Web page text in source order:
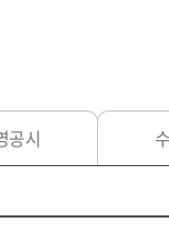
공시